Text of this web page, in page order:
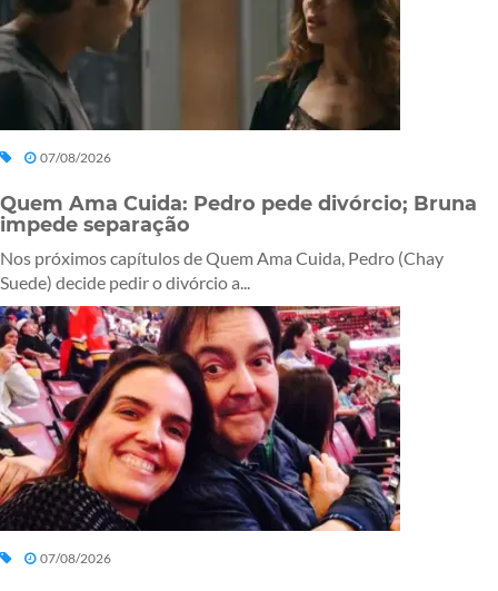
07/08/2026
Quem Ama Cuida: Pedro pede divórcio; Bruna
impede separação
Nos próximos capítulos de Quem Ama Cuida, Pedro (Chay
Suede) decide pedir o divórcio a...
07/08/2026